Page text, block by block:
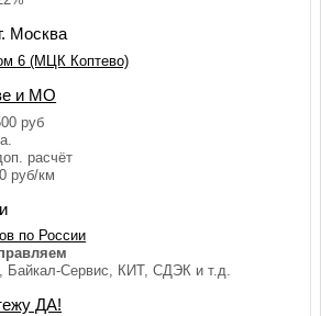
Москва
6 (МЦК Коптево)
и МО
руб
расчёт
руб/км
по России
Байкал-Сервис, КИТ, СДЭК и т.д.
ДА!